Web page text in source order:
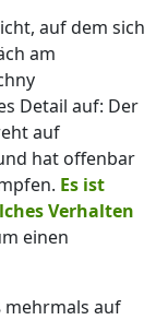
auf dem sich
am
Detail auf: Der
auf
hat offenbar
Es ist
Verhalten
einen
mehrmals auf